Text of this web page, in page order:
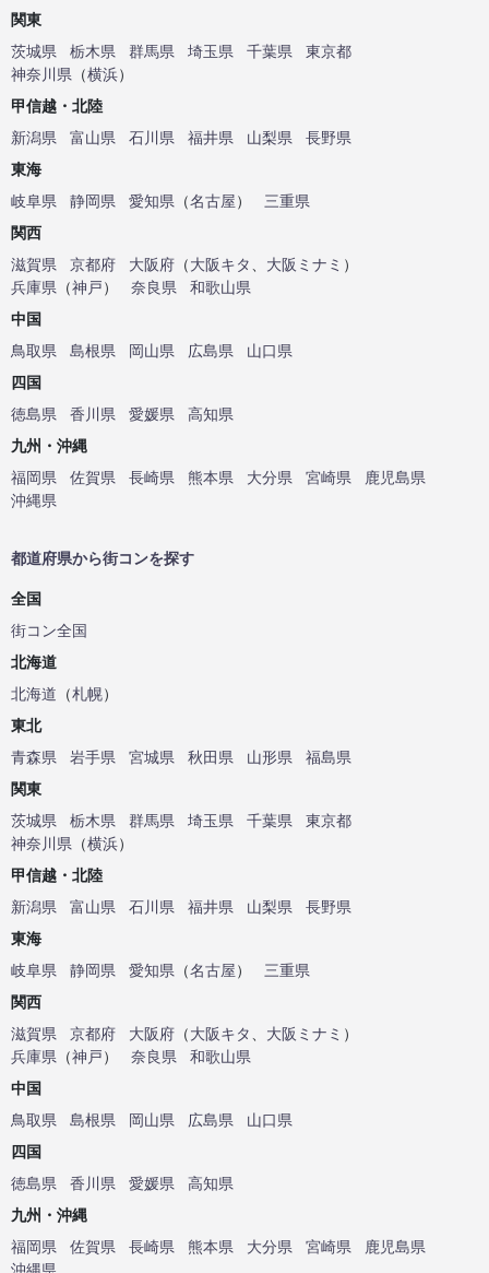
関東
茨城県
栃木県 群馬県 埼玉県 千葉県
東京都
神奈川県 （横浜）
甲信越・北陸
新潟県
富山県 石川県 福井県 山梨県
長野県
東海
岐阜県
静岡県 愛知県 （名古屋）
三重県
関西
滋賀県
京都府 大阪府 （大阪キタ 大阪ミナミ ）
兵庫県 （神戸） 奈良県
和歌山県
中国
鳥取県
島根県 岡山県 広島県
山口県
四国
徳島県
香川県 愛媛県
高知県
九州・沖縄
福岡県
佐賀県 長崎県 熊本県 大分県 宮崎県
鹿児島県
沖縄県
都道府県から街コンを探す
全国
街コン全国
北海道
北海道 （札幌）
東北
青森県
岩手県 宮城県 秋田県 山形県
福島県
関東
茨城県
栃木県 群馬県 埼玉県 千葉県
東京都
神奈川県 （横浜）
甲信越・北陸
新潟県
富山県 石川県 福井県 山梨県
長野県
東海
岐阜県
静岡県 愛知県 （名古屋）
三重県
関西
滋賀県
京都府 大阪府 （大阪キタ 大阪ミナミ ）
兵庫県 （神戸） 奈良県
和歌山県
中国
鳥取県
島根県 岡山県 広島県
山口県
四国
徳島県
香川県 愛媛県
高知県
九州・沖縄
福岡県
佐賀県 長崎県 熊本県 大分県 宮崎県
鹿児島県
沖縄県